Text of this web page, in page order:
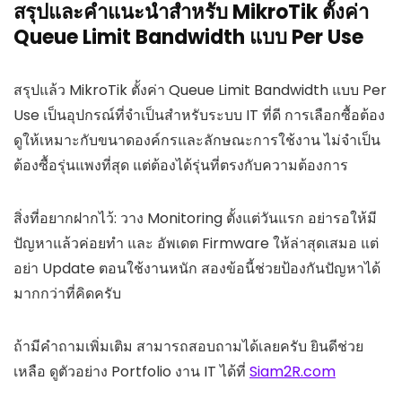
สรุปและคำแนะนำสำหรับ MikroTik ตั้งค่า
Queue Limit Bandwidth แบบ Per Use
สรุปแล้ว MikroTik ตั้งค่า Queue Limit Bandwidth แบบ Per
Use เป็นอุปกรณ์ที่จำเป็นสำหรับระบบ IT ที่ดี การเลือกซื้อต้อง
ดูให้เหมาะกับขนาดองค์กรและลักษณะการใช้งาน ไม่จำเป็น
ต้องซื้อรุ่นแพงที่สุด แต่ต้องได้รุ่นที่ตรงกับความต้องการ
สิ่งที่อยากฝากไว้: วาง Monitoring ตั้งแต่วันแรก อย่ารอให้มี
ปัญหาแล้วค่อยทำ และ อัพเดต Firmware ให้ล่าสุดเสมอ แต่
อย่า Update ตอนใช้งานหนัก สองข้อนี้ช่วยป้องกันปัญหาได้
มากกว่าที่คิดครับ
ถ้ามีคำถามเพิ่มเติม สามารถสอบถามได้เลยครับ ยินดีช่วย
เหลือ ดูตัวอย่าง Portfolio งาน IT ได้ที่ Siam2R.com